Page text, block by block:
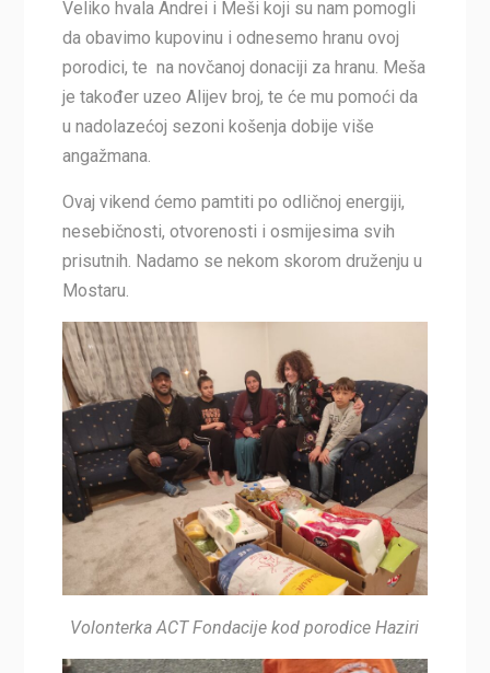
Veliko hvala Andrei i Meši koji su nam pomogli
da obavimo kupovinu i odnesemo hranu ovoj
porodici, te na novčanoj donaciji za hranu. Meša
je također uzeo Alijev broj, te će mu pomoći da
u nadolazećoj sezoni košenja dobije više
angažmana.
Ovaj vikend ćemo pamtiti po odličnoj energiji,
nesebičnosti, otvorenosti i osmijesima svih
prisutnih. Nadamo se nekom skorom druženju u
Mostaru.
Volonterka ACT Fondacije kod porodice Haziri